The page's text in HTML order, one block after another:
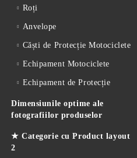
Roți
Anvelope
Căști de Protecție Motociclete
Echipament Motociclete
Echipament de Protecție
Dimensiunile optime ale
fotografiilor produselor
★ Categorie cu Product layout
2